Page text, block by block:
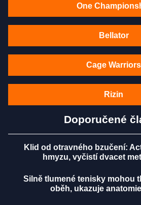
One
Bellator
Cage Warriors
Rizin
Doporučené
Klid od otravného bzučení:
hmyzu, vyčistí dvacet
Silně tlumené tenisky mohou
oběh, ukazuje